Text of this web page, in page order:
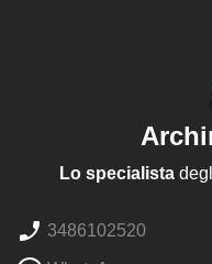
Lo specialista
3486102520